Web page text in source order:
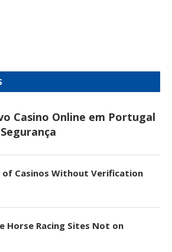
Casino Online em Portugal
Casinos Without Verification
Horse Racing Sites Not on